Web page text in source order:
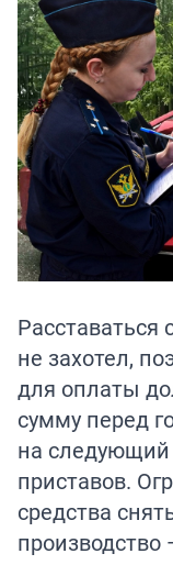
не захотел,
для оплаты
сумму перед
на следующий
приставов.
средства